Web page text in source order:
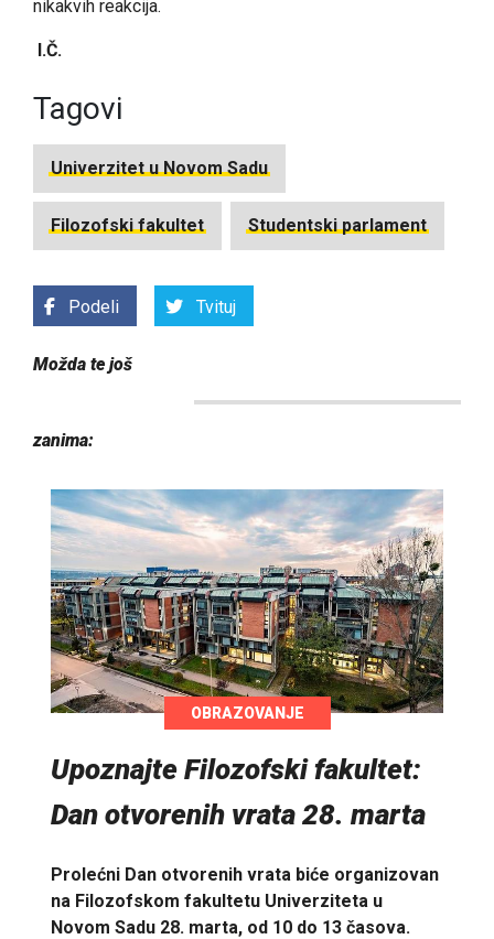
nikakvih reakcija.
I.Č.
Tagovi
Univerzitet u Novom Sadu
Filozofski fakultet Studentski parlament
Podeli Tvituj
Možda te još
zanima:
OBRAZOVANJE
Upoznajte Filozofski fakultet:
Dan otvorenih vrata 28. marta
Prolećni Dan otvorenih vrata biće organizovan
na Filozofskom fakultetu Univerziteta u
Novom Sadu 28. marta, od 10 do 13 časova.